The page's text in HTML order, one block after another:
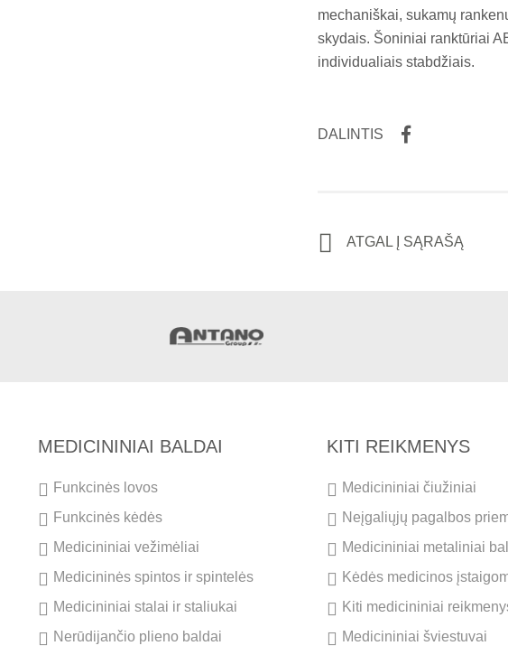
mechaniškai, sukamų
skydais. Šoniniai ranktūriai
individualiais stabdžiais.
DALINTIS
ATGAL Į SĄRAŠĄ
MEDICININIAI BALDAI
Funkcinės lovos
Funkcinės kėdės
Medicininiai vežimėliai
Medicininės spintos ir spintelės
Medicininiai stalai ir staliukai
Nerūdijančio plieno baldai
KITI REIKMENYS
Medicininiai čiužiniai
Neįgaliųjų pagalbos
Medicininiai metaliniai
Kėdės medicinos
Kiti medicininiai
Medicininiai šviestuvai